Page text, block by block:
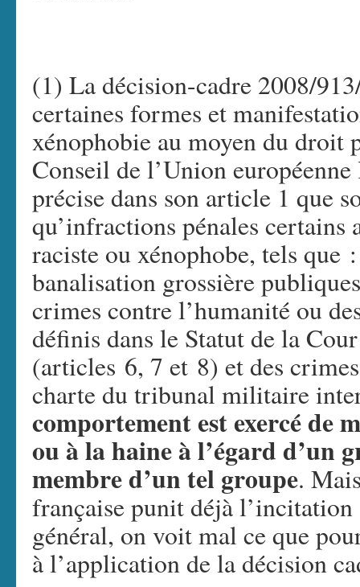
(1) La décision-cadre 2008/
certaines formes et
xénophobie au moyen du droit
Conseil de l’Union
précise dans son article 1 que
qu’infractions pénales certains
raciste ou xénophobe, tels que
banalisation grossière
crimes contre l’humanité ou
définis dans le Statut de la
(articles 6, 7 et 8) et des
charte du tribunal militaire
comportement est exercé de
ou à la haine à l’égard d’un
membre d’un tel groupe.
française punit déjà
général, on voit mal ce que
à l’application de la décision